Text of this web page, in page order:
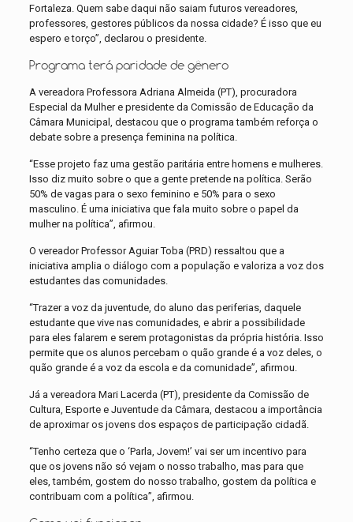
Fortaleza. Quem sabe daqui não saiam futuros vereadores,
professores, gestores públicos da nossa cidade? É isso que eu
espero e torço”, declarou o presidente.
Programa terá paridade de gênero
A vereadora Professora Adriana Almeida (PT), procuradora
Especial da Mulher e presidente da Comissão de Educação da
Câmara Municipal, destacou que o programa também reforça o
debate sobre a presença feminina na política.
“Esse projeto faz uma gestão paritária entre homens e mulheres.
Isso diz muito sobre o que a gente pretende na política. Serão
50% de vagas para o sexo feminino e 50% para o sexo
masculino. É uma iniciativa que fala muito sobre o papel da
mulher na política”, afirmou.
O vereador Professor Aguiar Toba (PRD) ressaltou que a
iniciativa amplia o diálogo com a população e valoriza a voz dos
estudantes das comunidades.
“Trazer a voz da juventude, do aluno das periferias, daquele
estudante que vive nas comunidades, e abrir a possibilidade
para eles falarem e serem protagonistas da própria história. Isso
permite que os alunos percebam o quão grande é a voz deles, o
quão grande é a voz da escola e da comunidade”, afirmou.
Já a vereadora Mari Lacerda (PT), presidente da Comissão de
Cultura, Esporte e Juventude da Câmara, destacou a importância
de aproximar os jovens dos espaços de participação cidadã.
“Tenho certeza que o ‘Parla, Jovem!’ vai ser um incentivo para
que os jovens não só vejam o nosso trabalho, mas para que
eles, também, gostem do nosso trabalho, gostem da política e
contribuam com a política”, afirmou.